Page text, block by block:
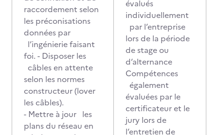
raccordement selon
les préconisations
données par
l’ingénierie faisant
foi. - Disposer les
câbles en attente
selon les normes
constructeur (lover
les câbles).
- Mettre à jour les
plans du réseau en
évalués
individuellement
par l’entreprise
lors de la période
de stage ou
d’alternance
Compétences
également
évaluées par le
certificateur et le
jury lors de
l’entretien de